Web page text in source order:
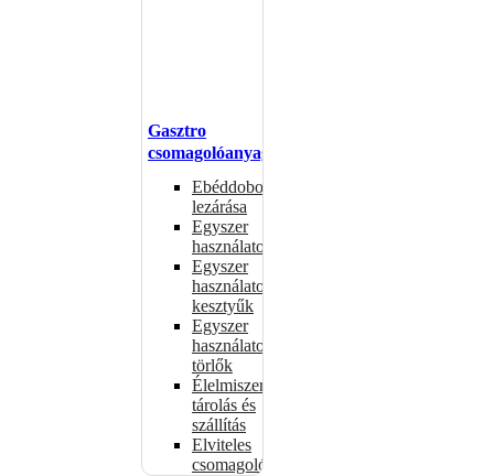
Gasztro
csomagolóanyagok
Ebéddobozok
lezárása
Egyszer
használatos
Egyszer
használatos
kesztyűk
Egyszer
használatos
törlők
Élelmiszer-
tárolás és
szállítás
Elviteles
csomagolóanyagok